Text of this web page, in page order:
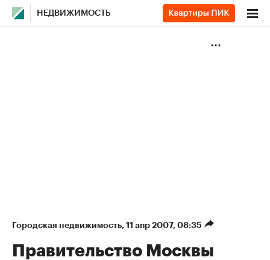
НЕДВИЖИМОСТЬ
Городская недвижимость⁠, 11 апр 2007, 08:35
Правительство Москвы